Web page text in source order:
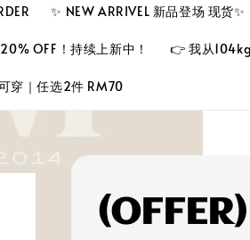
✨ NEW ARRIVEL 新品登场 现货✨
OFF！持续上新中！ 👉 我从
穿｜任选2件 RM70